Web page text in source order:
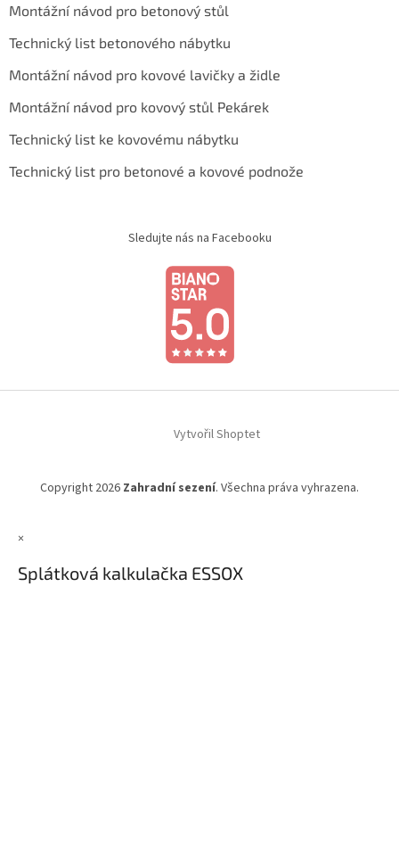
Montážní návod pro betonový stůl
Technický list betonového nábytku
Montážní návod pro kovové lavičky a židle
Montážní návod pro kovový stůl Pekárek
Technický list ke kovovému nábytku
Technický list pro betonové a kovové podnože
Sledujte nás na Facebooku
Vytvořil Shoptet
Copyright 2026 Zahradní sezení. Všechna práva vyhrazena.
×
Splátková kalkulačka ESSOX